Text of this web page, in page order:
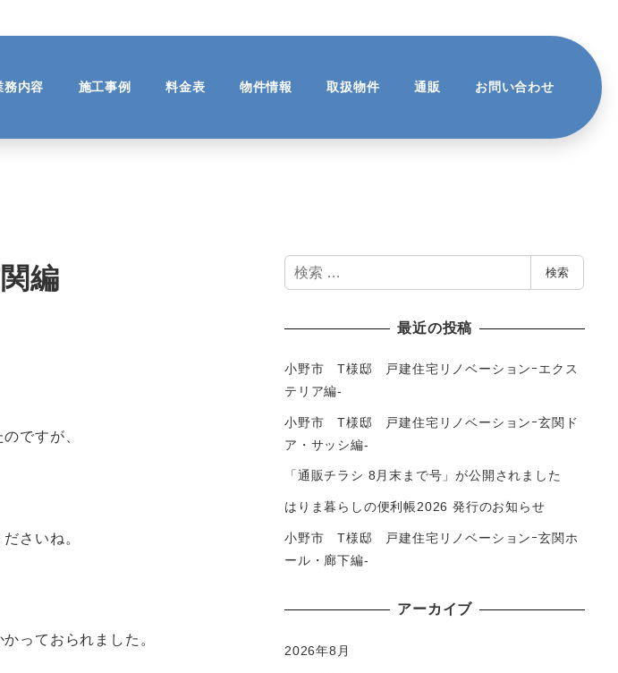
務内容 施工事例 料金表 物件情報 取扱物件 通販 お問い合わせ
編
ですが、
さいね。
っておられました。
検
索
検索
最近の投稿
小野市 T様邸 戸建住宅リノベーションｰエクス
テリア編-
小野市 T様邸 戸建住宅リノベーションｰ玄関ド
ア・サッシ編-
「通販チラシ 8月末まで号」が公開されました
はりま暮らしの便利帳2026 発行のお知らせ
小野市 T様邸 戸建住宅リノベーションｰ玄関ホ
ール・廊下編-
アーカイブ
2026年8月